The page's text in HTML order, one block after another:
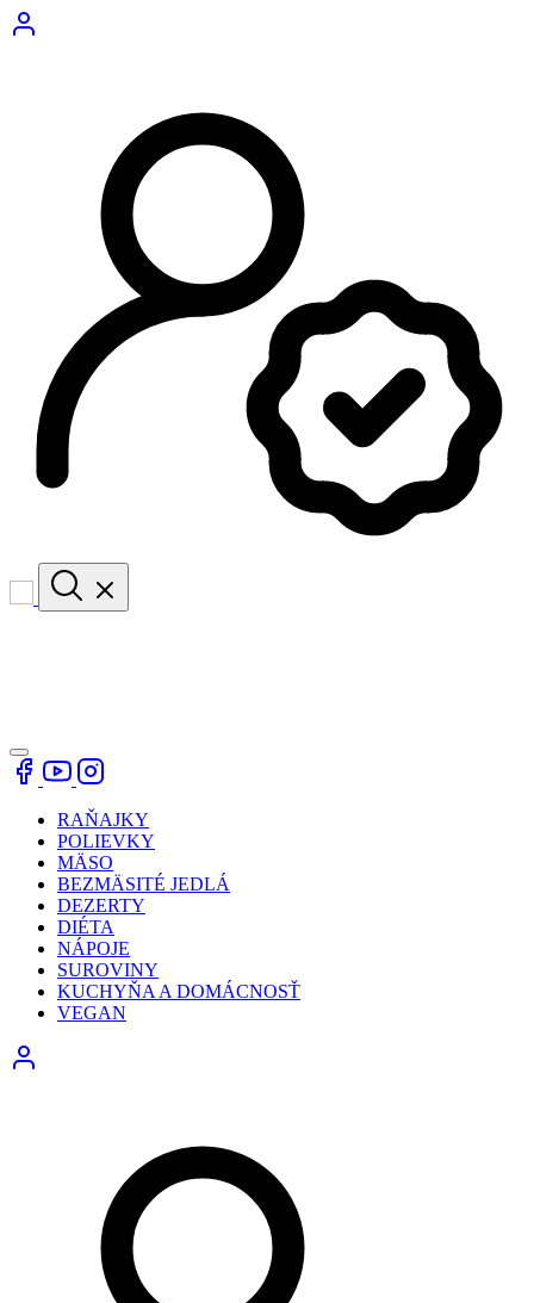
RAŇAJKY
POLIEVKY
MÄSO
BEZMÄSITÉ JEDLÁ
DEZERTY
DIÉTA
NÁPOJE
SUROVINY
KUCHYŇA A DOMÁCNOSŤ
VEGAN